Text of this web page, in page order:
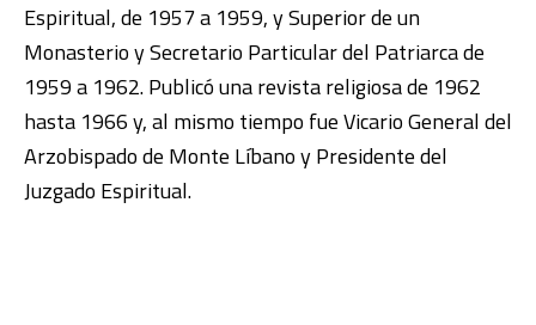
Espiritual, de 1957 a 1959, y Superior de un
Monasterio y Secretario Particular del Patriarca de
1959 a 1962. Publicó una revista religiosa de 1962
hasta 1966 y, al mismo tiempo fue Vicario General del
Arzobispado de Monte Líbano y Presidente del
Juzgado Espiritual.